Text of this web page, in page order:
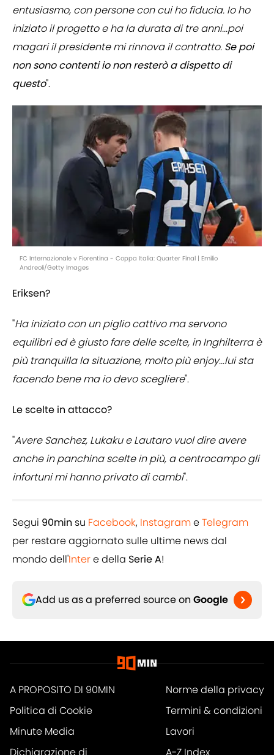
entusiasmo, con persone con cui ho fiducia. Io ho
iniziato il progetto e ha la durata di tre anni...poi
magari il presidente mi rinnova il contratto. Se poi
non sono contenti io non resterò a dispetto di
questo".
FC Internazionale v Fiorentina - Coppa Italia: Quarter Final | Emilio
Andreoli/Getty Images
Eriksen?
"Ha iniziato con un piglio cattivo ma servono
equilibri ed è giusto fare delle scelte, in Inghilterra è
più tranquilla la situazione, molto più enjoy...lui sta
facendo bene ma io devo scegliere".
Le scelte in attacco?
"Avere Sanchez, Lukaku e Lautaro vuol dire avere
anche in panchina scelte in più, a centrocampo gli
infortuni mi hanno privato di cambi".
Segui 90min su Facebook, InstagrameTelegram
per restare aggiornato sulle ultime news dal
mondo dell'Intere della Serie A!
Add us as a preferred source on Google
A PROPOSITO DI 90MIN
Norme della privacy
Politica di Cookie
Termini & condizioni
Minute Media
Lavori